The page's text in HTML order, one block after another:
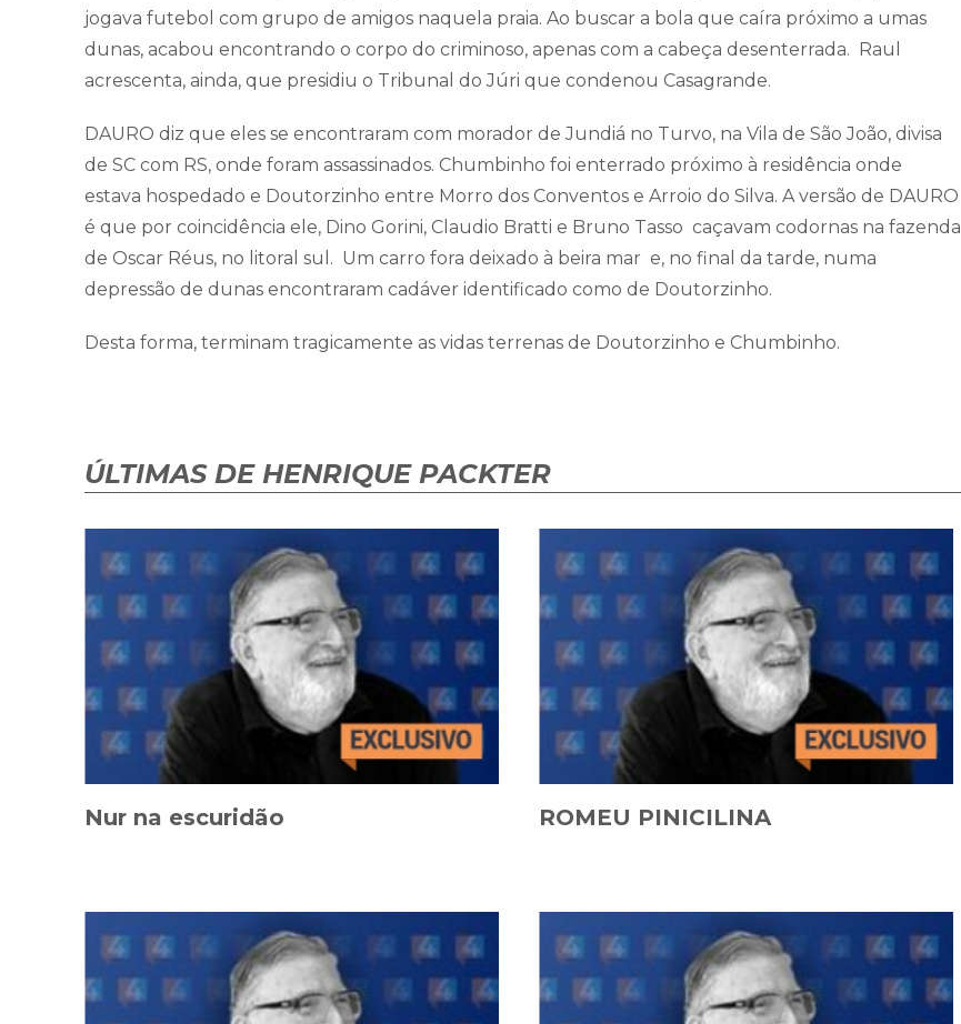
jogava futebol com grupo de amigos naquela praia. Ao buscar a bola que caíra próximo a umas
dunas, acabou encontrando o corpo do criminoso, apenas com a cabeça desenterrada. Raul
acrescenta, ainda, que presidiu o Tribunal do Júri que condenou Casagrande.
DAURO diz que eles se encontraram com morador de Jundiá no Turvo, na Vila de São João, divisa
de SC com RS, onde foram assassinados. Chumbinho foi enterrado próximo à residência onde
estava hospedado e Doutorzinho entre Morro dos Conventos e Arroio do Silva. A versão de DAURO
é que por coincidência ele, Dino Gorini, Claudio Bratti e Bruno Tasso caçavam codornas na fazenda
de Oscar Réus, no litoral sul. Um carro fora deixado à beira mar e, no final da tarde, numa
depressão de dunas encontraram cadáver identificado como de Doutorzinho.
Desta forma, terminam tragicamente as vidas terrenas de Doutorzinho e Chumbinho.
ÚLTIMAS DE HENRIQUE PACKTER
Nur na escuridão ROMEU PINICILINA